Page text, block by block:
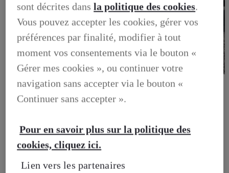
BUSINESS
DECOUVREZ NOS SOLUTIONS DEDIEES AUX
PROFESSIONNELS
VOTRE LEXUS
ENTRETIEN & REPARATION
Entretien du vehicule
Controle technique
sont décrites dansla politique des cookies.
Vous pouvez accepter les cookies, gérer vos
préférences par finalité, modifier à tout
moment vos consentements via le bouton «
Gérer mes cookies », ou continuer votre
navigation sans accepter via le bouton «
Continuer sans accepter ».
Pour en savoir plus sur la politique des
cookies, cliquez ici.
Lien vers les partenaires